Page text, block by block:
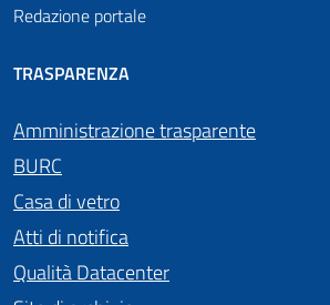
Redazione portale
TRASPARENZA
Amministrazione trasparente
BURC
Casa di vetro
Atti di notifica
Qualità Datacenter